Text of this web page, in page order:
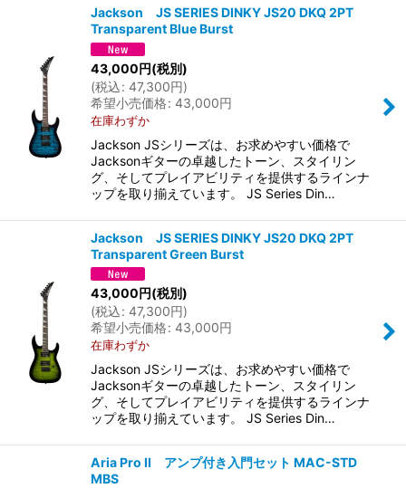
Jackson JS SERIES DINKY JS20 DKQ 2PT
Transparent Blue Burst
43,000円(税別)
(税込: 47,300円)
希望小売価格: 43,000円
在庫わずか
Jackson JSシリーズは、お求めやすい価格で
Jacksonギターの卓越したトーン、スタイリン
グ、そしてプレイアビリティを提供するラインナ
ップを取り揃えています。 JS Series Din…
Jackson JS SERIES DINKY JS20 DKQ 2PT
Transparent Green Burst
43,000円(税別)
(税込: 47,300円)
希望小売価格: 43,000円
在庫わずか
Jackson JSシリーズは、お求めやすい価格で
Jacksonギターの卓越したトーン、スタイリン
グ、そしてプレイアビリティを提供するラインナ
ップを取り揃えています。 JS Series Din…
Aria Pro II アンプ付き入門セット MAC-STD
MBS